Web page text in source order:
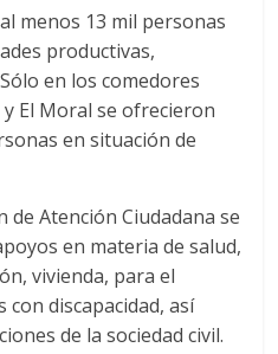
menos 13 mil personas
productivas,
en los comedores
El Moral se ofrecieron
en situación de
Atención Ciudadana se
en materia de salud,
vivienda, para el
discapacidad, así
de la sociedad civil.